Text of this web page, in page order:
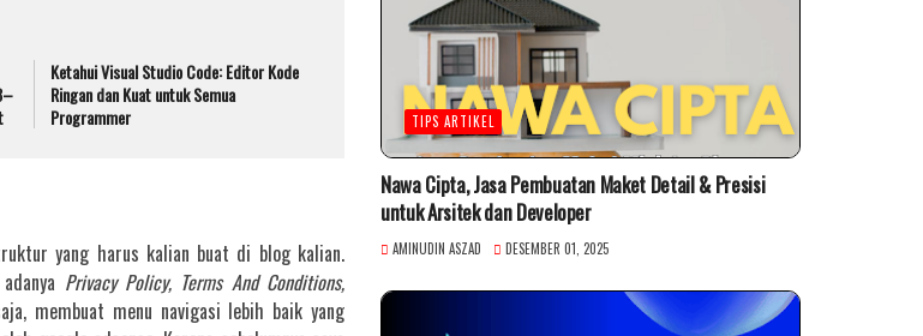
Ketahui Visual Studio Code: Editor Kode
Ringan dan Kuat untuk Semua
Programmer
yang harus kalian buat di blog kalian.
Privacy Policy, Terms And Conditions,
membuat menu navigasi lebih baik yang
TIPS ARTIKEL
Nawa Cipta, Jasa Pembuatan Maket Detail & Presisi
untuk Arsitek dan Developer
AMINUDIN ASZAD DESEMBER 01, 2025